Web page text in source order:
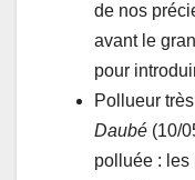
de nos
avant le
pour
Pollueur
Daubé (10/
polluée : les